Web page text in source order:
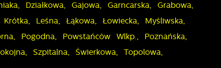
Działkowa, Gajowa, Garncarska, Grabowa,
Leśna, Łąkowa, Łowiecka, Myśliwska,
Pogodna, Powstańców Wlkp., Poznańska,
Szpitalna, Świerkowa, Topolowa,